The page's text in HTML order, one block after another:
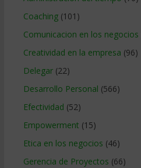
Coaching(101)
Comunicacion en los negocios
Creatividad en la empresa (96)
Delegar(22)
Desarrollo Personal (566)
Efectividad (52)
Empowerment (15)
Etica en los negocios (46)
Gerencia de Proyectos (66)